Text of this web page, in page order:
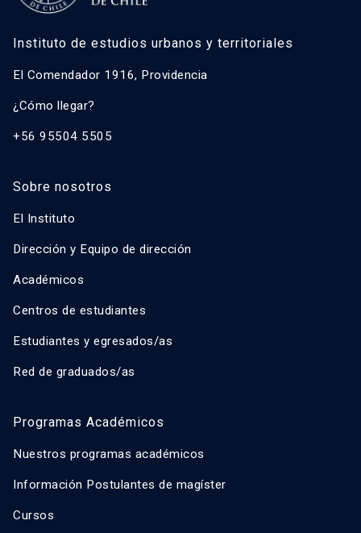
Instituto de estudios urbanos y territoriales
El Comendador 1916, Providencia
¿Cómo llegar?
+56 95504 5505
Sobre nosotros
El Instituto
Dirección y Equipo de dirección
Académicos
Centros de estudiantes
Estudiantes y egresados/as
Red de graduados/as
Programas Académicos
Nuestros programas académicos
Información Postulantes de magíster
Cursos